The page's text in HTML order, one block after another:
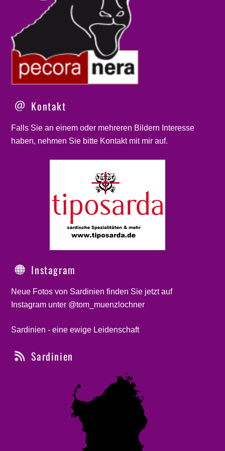
Kontakt
Falls Sie an einem oder mehreren Bildern Interesse
haben, nehmen Sie bitte Kontaktmit mir auf.
Instagram
Neue Fotos von Sardinien finden Sie jetzt auf
Instagram unter @tom_muenzlochner
Sardinien - eine ewige Leidenschaft
Sardinien